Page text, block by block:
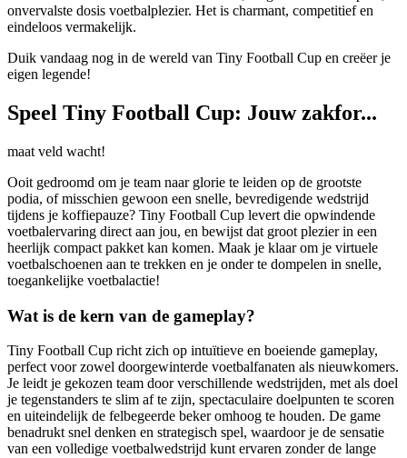
onvervalste dosis voetbalplezier. Het is charmant, competitief en
eindeloos vermakelijk.
Duik vandaag nog in de wereld van Tiny Football Cup en creëer je
eigen legende!
Speel Tiny Football Cup: Jouw zakfor...
maat veld wacht!
Ooit gedroomd om je team naar glorie te leiden op de grootste
podia, of misschien gewoon een snelle, bevredigende wedstrijd
tijdens je koffiepauze? Tiny Football Cup levert die opwindende
voetbalervaring direct aan jou, en bewijst dat groot plezier in een
heerlijk compact pakket kan komen. Maak je klaar om je virtuele
voetbalschoenen aan te trekken en je onder te dompelen in snelle,
toegankelijke voetbalactie!
Wat is de kern van de gameplay?
Tiny Football Cup richt zich op intuïtieve en boeiende gameplay,
perfect voor zowel doorgewinterde voetbalfanaten als nieuwkomers.
Je leidt je gekozen team door verschillende wedstrijden, met als doel
je tegenstanders te slim af te zijn, spectaculaire doelpunten te scoren
en uiteindelijk de felbegeerde beker omhoog te houden. De game
benadrukt snel denken en strategisch spel, waardoor je de sensatie
van een volledige voetbalwedstrijd kunt ervaren zonder de lange